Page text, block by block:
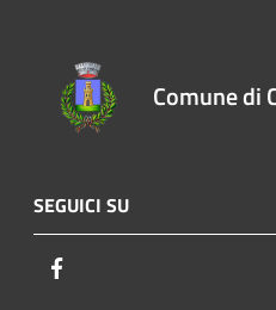
Comune di
SEGUICI SU